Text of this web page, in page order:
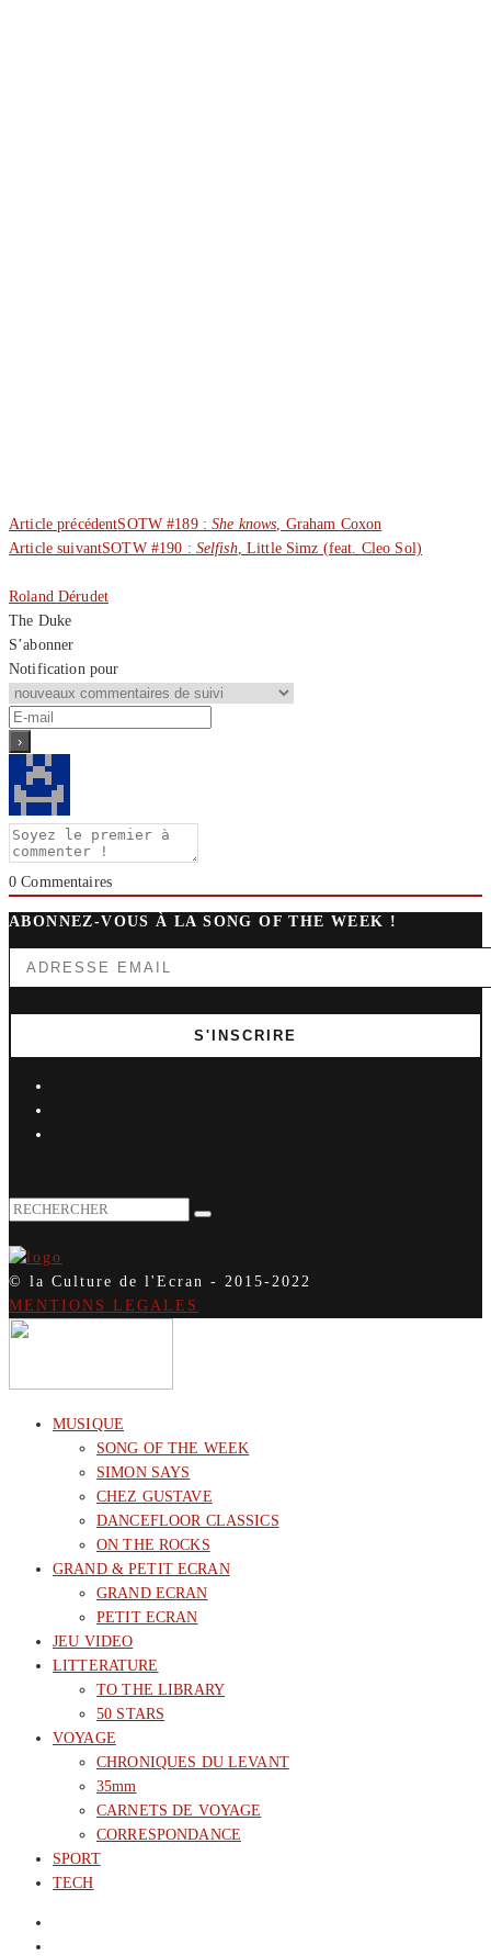
Article précédentSOTW #189 :She knows, Graham Coxon
Article suivantSOTW #190 : Selfish, Little Simz (feat. Cleo Sol)
Roland Dérudet
The Duke
S’abonner
Notification pour
0 Commentaires
ABONNEZ-VOUS À LA SONG OF THE WEEK !
© la Culture de l'Ecran - 2015-2022
MENTIONS LEGALES
MUSIQUE
SONG OF THE WEEK
SIMON SAYS
CHEZ GUSTAVE
DANCEFLOOR CLASSICS
ON THE ROCKS
GRAND & PETIT ECRAN
GRAND ECRAN
PETIT ECRAN
JEU VIDEO
LITTERATURE
TO THE LIBRARY
50 STARS
VOYAGE
CHRONIQUES DU LEVANT
35mm
CARNETS DE VOYAGE
CORRESPONDANCE
SPORT
TECH